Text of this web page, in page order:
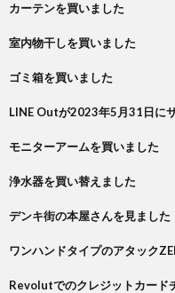
カーテンを買いました
室内物干しを買いました
ゴミ箱を買いました
LINE Outが2023年5月31日に
モニターアームを買いました
浄水器を買い替えました
デンキ街の本屋さんを見ました
ワンハンドタイプのアタック
Revolutでのクレジットカード